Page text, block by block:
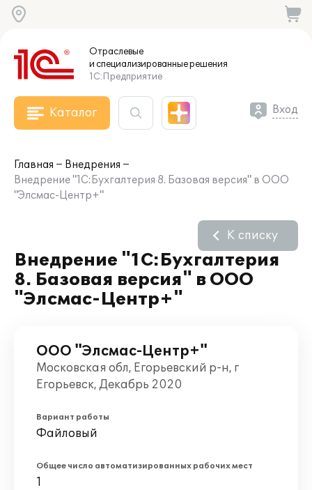
Отраслевые
и специализированныерешения
1С:Предприятие
Каталог Вход
Главная
Внедрения
Внедрение "1С:Бухгалтерия 8. Базовая версия" в ООО
"Элсмас-Центр+"
Внедрение "1С:Бухгалтерия
8. Базовая версия" в ООО
"Элсмас-Центр+"
К списку
ООО "Элсмас-Центр+"
Московская обл, Егорьевский р-н, г
Егорьевск, Декабрь 2020
Вариант работы
Файловый
Общее число автоматизированных рабочих мест
1